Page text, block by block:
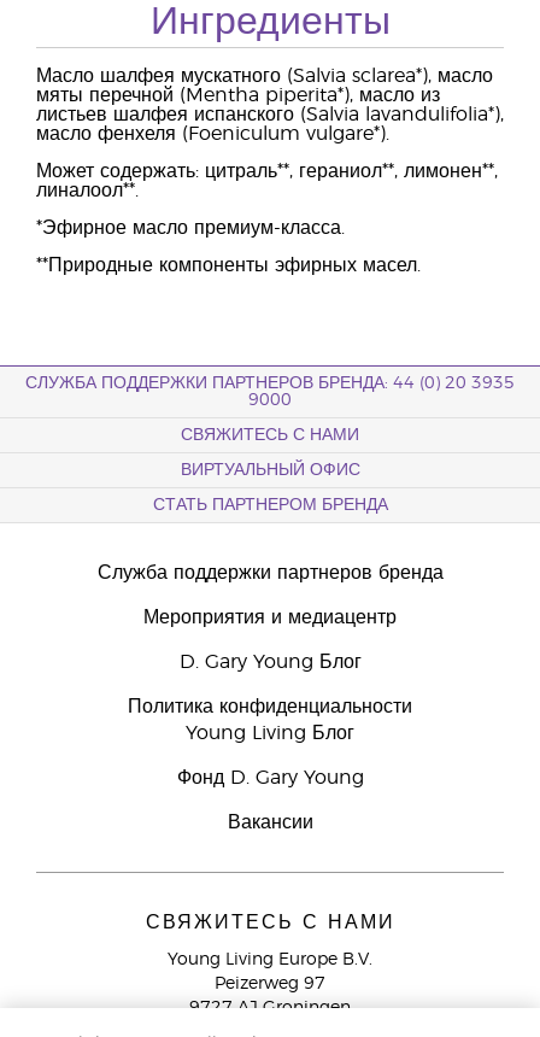
Ингредиенты
Масло шалфея мускатного (Salvia sclarea*), масло
мяты перечной (Mentha piperita*), масло из
листьев шалфея испанского (Salvia lavandulifolia*),
масло фенхеля (Foeniculum vulgare*).
Может содержать: цитраль**, гераниол**, лимонен**,
линалоол**.
*Эфирное масло премиум-класса.
**Природные компоненты эфирных масел.
СЛУЖБА ПОДДЕРЖКИ ПАРТНЕРОВ БРЕНДА: 44 (0) 20 3935
9000
СВЯЖИТЕСЬ С НАМИ
ВИРТУАЛЬНЫЙ ОФИС
СТАТЬ ПАРТНЕРОМ БРЕНДА
Служба поддержки партнеров бренда
Мероприятия и медиацентр
D. Gary Young Блог
Политика конфиденциальности
Young Living Блог
Фонд D. Gary Young
Вакансии
СВЯЖИТЕСЬ С НАМИ
Young Living Europe B.V.
Peizerweg 97
9727 AJ Groningen
Netherlands